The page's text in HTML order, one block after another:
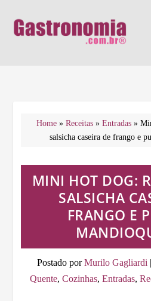
Home» Receitas» Entradas»
salsicha caseira de frango e
MINI HOT DOG:
SALSICHA
FRANGO E
Postado porMurilo Gagliardi |
Quente, Cozinhas, Entradas,